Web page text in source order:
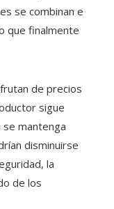
se combinan e
que finalmente
de precios
sigue
mantenga
disminuirse
la
de los